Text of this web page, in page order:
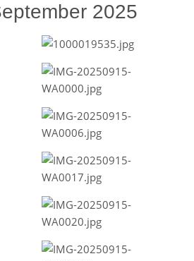
2025